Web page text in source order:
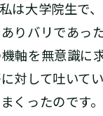
大学院生で、
りバリであった
軸を無意識に
対して吐いて
くったのです